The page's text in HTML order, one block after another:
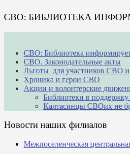
СВО: БИБЛИОТЕКА
СВО: Библиотека
СВО. Законодательные акты
Льготы для участников СВО и
Хроника и герои СВО
Акции и волонтерские
Библиотеки в
Калтасинцы СВОих не
Новости наших филиалов
Межпоселенческая